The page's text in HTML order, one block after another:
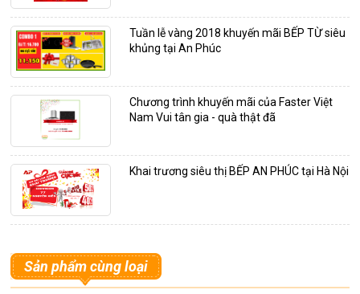
Tuần lễ vàng 2018 khuyến mãi BẾP TỪ siêu
khủng tại An Phúc
Chương trình khuyến mãi của Faster Việt
Nam Vui tân gia - quà thật đã
Khai trương siêu thị BẾP AN PHÚC tại Hà Nội
Sản phẩm cùng loại